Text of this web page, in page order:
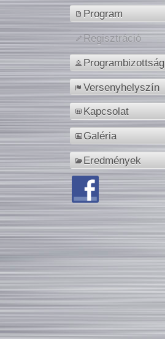
Program
Regisztráció
Programbizottság
Versenyhelyszín
Kapcsolat
Galéria
Eredmények